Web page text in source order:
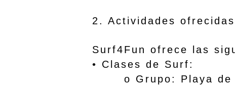
2. Actividades ofrecidas
Surf4Fun ofrece las
• Clases de Surf:
o Grupo: Playa